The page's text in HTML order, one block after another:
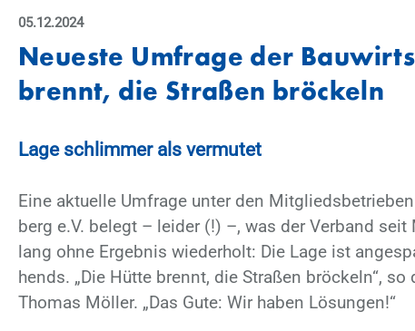
05.12.2024
Neu­es­te Um­fra­ge der
brennt, die Stra­ßen brö­ckeln
Lage schlim­mer als ver­mu­tet
Eine ak­tu­el­le Um­fra­ge un­ter den
berg e.V. be­legt – lei­der (!) –, was der Ver­band
lang ohne Er­geb­nis wie­der­holt: Die Lage ist
hends. „Die Hüt­te brennt, die Stra­ßen brö­ckeln“,
Tho­mas Möl­ler. „Das Gute: Wir ha­ben Lö­sun­gen!“